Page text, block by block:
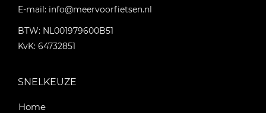
E-mail: info@meervoorfietsen.nl
BTW: NL001979600B51
KvK: 64732851
SNELKEUZE
Home